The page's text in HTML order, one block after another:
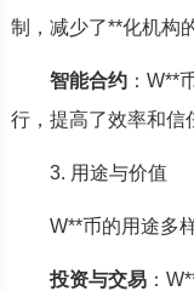
制，减少了**化机构
智能合约：W**
行，提高了效率和信
3. 用途与价值
W**币的用途多
投资与交易：